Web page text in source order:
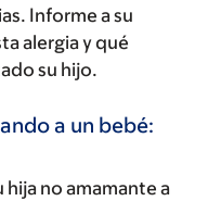
Informe a su
alergia y qué
su hijo.
a un bebé:
hija no amamante a